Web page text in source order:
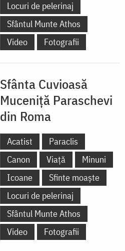
Locuri de pelerinaj
Sfântul Munte Athos
Video
Fotografii
Sfânta Cuvioasă
Muceniță Paraschevi
din Roma
Acatist
Paraclis
Canon
Viață
Minuni
Icoane
Sfinte moaște
Locuri de pelerinaj
Sfântul Munte Athos
Video
Fotografii